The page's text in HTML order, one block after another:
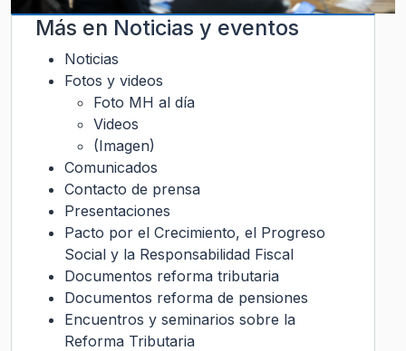
Más en Noticias y eventos
Noticias
Fotos y videos
Foto MH al día
Videos
(Imagen)
Comunicados
Contacto de prensa
Presentaciones
Pacto por el Crecimiento, el Progreso
Social y la Responsabilidad Fiscal
Documentos reforma tributaria
Documentos reforma de pensiones
Encuentros y seminarios sobre la
Reforma Tributaria